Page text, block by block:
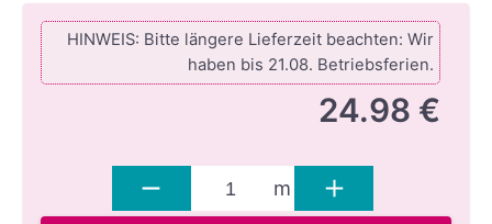
HINWEIS: Bitte längere Lieferzeit beachten: Wir
haben bis 21.08. Betriebsferien.
24.98 €
m